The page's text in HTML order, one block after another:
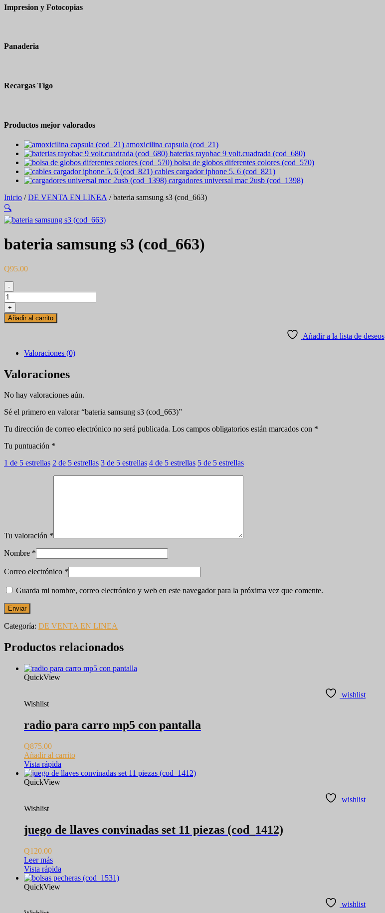
Impresion y Fotocopias
Panaderia
Recargas Tigo
Productos mejor valorados
amoxicilina capsula (cod_21)
baterias rayobac 9 volt.cuadrada (cod_680)
bolsa de globos diferentes colores (cod_570)
cables cargador iphone 5, 6 (cod_821)
cargadores universal mac 2usb (cod_1398)
Inicio /DE VENTA EN LINEA / bateria samsung s3 (cod_663)
🔍
bateria samsung s3 (cod_663)
Q95.00
-
bateria
samsung
s3
(cod_663)
+
Añadir al carrito
Añadir a la lista de deseos
Valoraciones (0)
Valoraciones
No hay valoraciones aún.
Sé el primero en valorar “bateria samsung s3 (cod_663)”
Tu dirección de correo electrónico no será publicada. Los campos obligatorios están marcados con *
Tu puntuación *
1 de 5 estrellas 2 de 5 estrellas 3 de 5 estrellas 4 de 5 estrellas 5 de 5 estrellas
Tu valoración *
Nombre *
Correo electrónico *
Guarda mi nombre, correo electrónico y web en este navegador para la próxima vez que comente.
Categoría: DE VENTA EN LINEA
Productos relacionados
QuickView
wishlist
Wishlist
radio para carro mp5 con pantalla
Q875.00
Añadir al carrito
Vista rápida
QuickView
wishlist
Wishlist
juego de llaves convinadas set 11 piezas (cod_1412)
Q120.00
Leer más
Vista rápida
QuickView
wishlist